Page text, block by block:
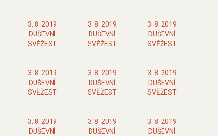
3. 8. 2019
DUŠEVNÍ
SVĚŽEST
3. 8. 2019
DUŠEVNÍ
SVĚŽEST
3. 8. 2019
DUŠEVNÍ
SVĚŽEST
3. 8. 2019
DUŠEVNÍ
SVĚŽEST
3. 8. 2019
DUŠEVNÍ
SVĚŽEST
3. 8. 2019
DUŠEVNÍ
SVĚŽEST
3. 8. 2019
DUŠEVNÍ
3. 8. 2019
DUŠEVNÍ
3. 8. 2019
DUŠEVNÍ